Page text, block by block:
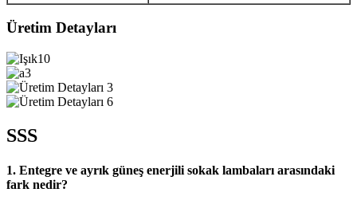
Üretim Detayları
SSS
1. Entegre ve ayrık güneş enerjili sokak lambaları arasındaki
fark nedir?